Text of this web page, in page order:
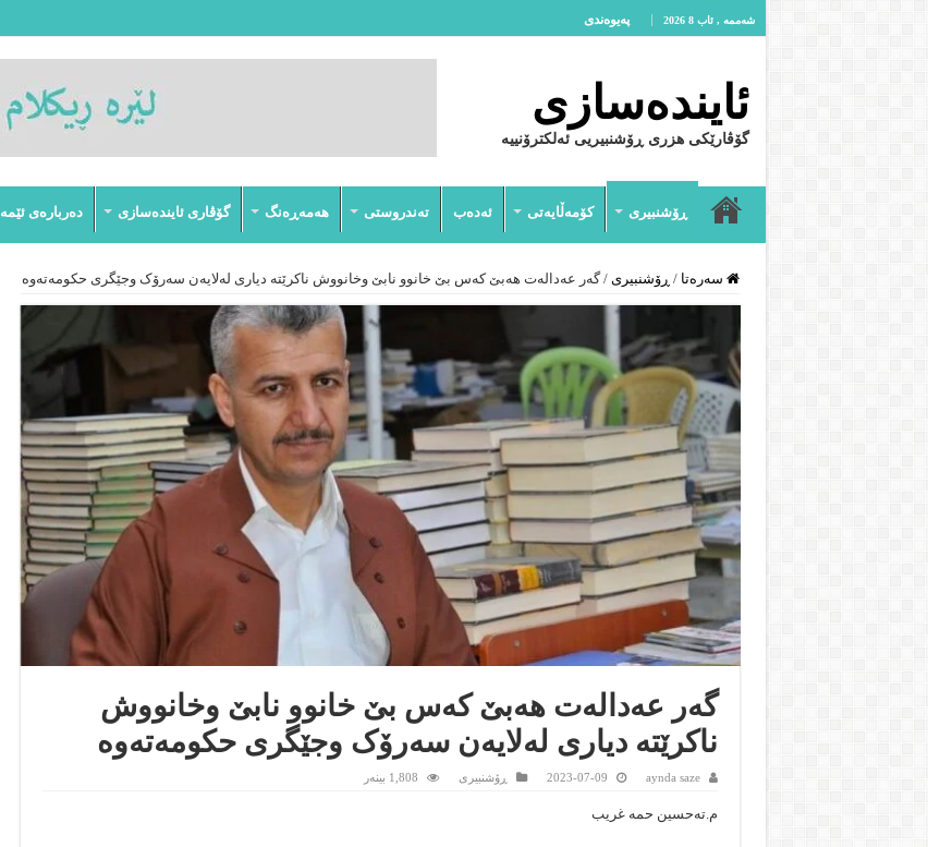
شەممە , ئاب 8 2026 پەیوەندى
ئایندەسازى
گۆڤارێکی هزری ڕۆشنبیریی ئەلکترۆنییە
ڕۆشنبیرى کۆمەڵایەتى ئەدەب تەندروستى هەمەڕەنگ گۆڤارى ئایندەسازى دەربارەى ئێمە
سەرەتا / ڕۆشنبیرى / گەر عەدالەت هەبێ کەس بێ خانوو نابێ وخانووش ناکرێتە دیاری لەلایەن سەرۆک وجێگری حکومەتەوە
گەر عەدالەت هەبێ کەس بێ خانوو نابێ وخانووش
ناکرێتە دیاری لەلایەن سەرۆک وجێگری حکومەتەوە
aynda saze
2023-07-09 ڕۆشنبیرى 1,808 بینەر
م.تەحسین حمە غریب